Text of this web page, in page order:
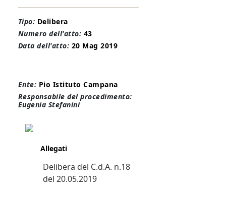
Tipo: Delibera
Numero dell'atto: 43
Data dell'atto: 20 Mag 2019
Ente: Pio Istituto Campana
Responsabile del procedimento:
Eugenia Stefanini
Allegati
Delibera del C.d.A. n.18
del 20.05.2019